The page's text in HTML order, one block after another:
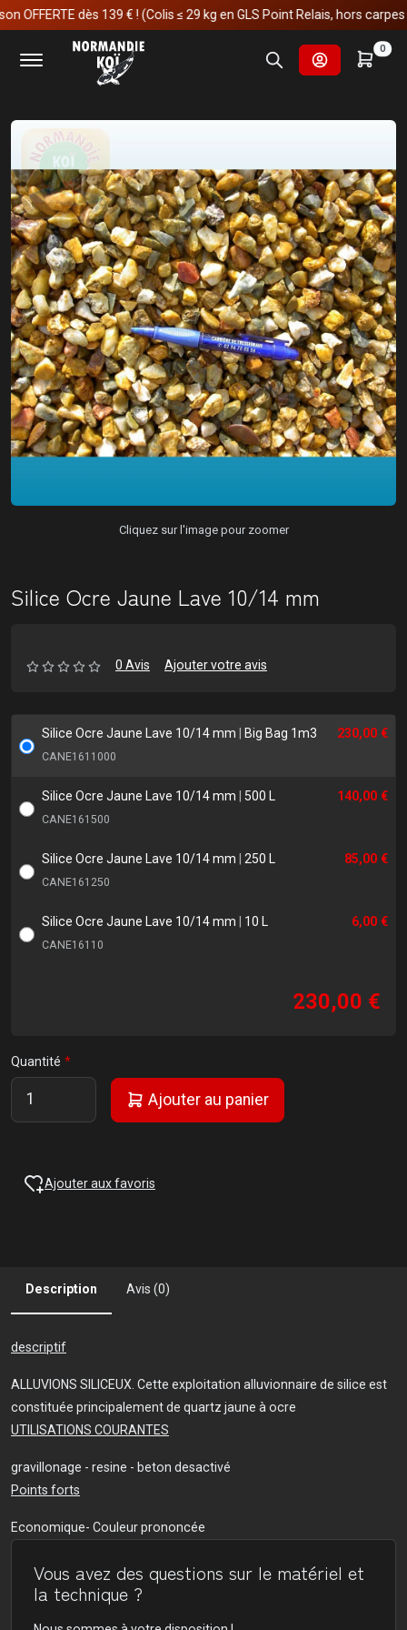
dès 139 € ! (Colis ≤ 29 kg en GLS Point Relais, hors carpes koï)
0
Accueil
Fournitures et technologies pour les bassins
Décoration & statue de jardin
Silice Ocre Jaune Lave 10/14 mm
Cliquez sur l'image pour zoomer
Silice Ocre Jaune Lave 10/14 mm
0 Avis Ajouter votre avis
Silice Ocre Jaune Lave 10/14 mm Big Bag 1m3
CANE1611000
230,00 €
Silice Ocre Jaune Lave 10/14 mm 500 L
CANE161500
140,00 €
Silice Ocre Jaune Lave 10/14 mm 250 L
CANE161250
85,00 €
Silice Ocre Jaune Lave 10/14 mm 10 L
CANE16110
6,00 €
230,00 €
Quantité
Ajouter au panier
Ajouter aux favoris
Description Avis (0)
descriptif
ALLUVIONS SILICEUX. Cette exploitation alluvionnaire de silice est
constituée principalement de quartz jaune à ocre
UTILISATIONS COURANTES
gravillonage - resine - beton desactivé
Points forts
Economique- Couleur prononcée
Vous avez des questions sur le matériel et
la technique ?